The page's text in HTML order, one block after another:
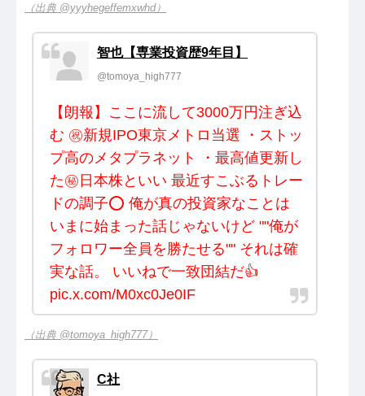
（出典 @yyyhegeffemxwhd）
智也【専業投資歴9年目】
@tomoya_high777
【朗報】ここに流して3000万円注ぎ込
む ㊗️新規IPO東京メトロ当選 ・ストッ
プ高のメタプラネット ・最高値更新し
た㊙︎日本株といい 最近すこぶるトレー
ドの調子⭕️ 俺が真の投資家なことは
いまに始まった話じゃないけど ""俺が
フォロワー全員を勝たせる"" それは確
実な話。 いいねで一致団結だ👍
pic.x.com/M0xc0Je0IF
（出典 @tomoya_high777）
C社